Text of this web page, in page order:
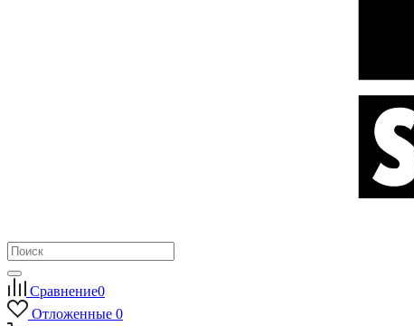
Сравнение0
Отложенные 0